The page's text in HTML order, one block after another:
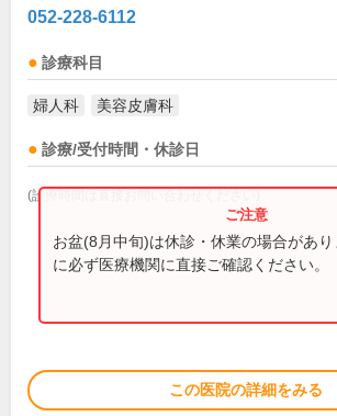
052-228-6112
診療科目
婦人科 美容皮膚科
診療/受付時間・休診日
(診療時間は直接お問い合わせください)
お盆(8月中旬)は休診・休業の場合があ
に必ず医療機関に直接ご確認ください。
この医院の詳細をみる